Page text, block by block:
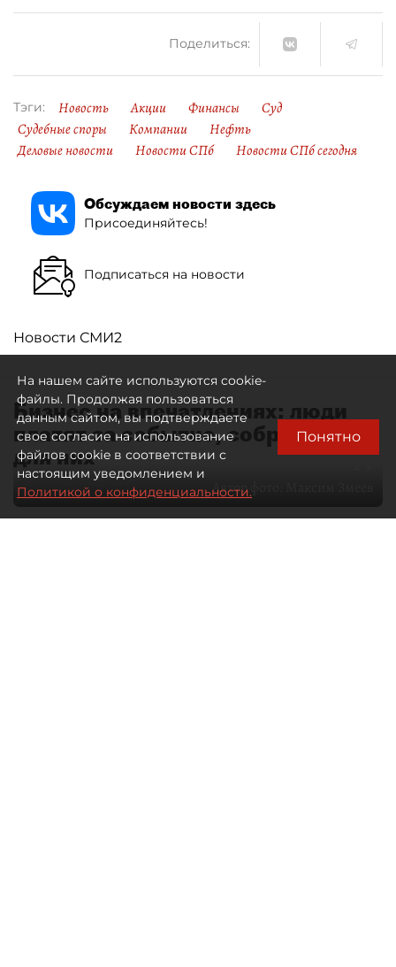
Поделиться:
Тэги: Новость Акции Финансы
Суд
Судебные споры
Компании
Нефть
Деловые новости
Новости СПб Новости СПб сегодня
Обсуждаем новости здесь
Присоединяйтесь!
Подписаться на новости
Новости СМИ2
Бизнес на впечатлениях: люди
платят за событие, собранное
для них
Автор фото:
На нашем сайте используются cookie-
файлы. Продолжая пользоваться
данным сайтом, вы подтверждаете
свое согласие на использование
файлов cookie в соответствии с
настоящим уведомлением и
Политикой о конфиденциальности.
Понятно